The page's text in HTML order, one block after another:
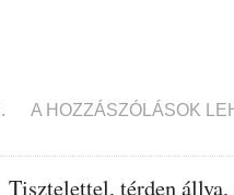
BRÓKERTANGÓ
A HOZZÁSZÓLÁSOK
Tisztelettel, térden